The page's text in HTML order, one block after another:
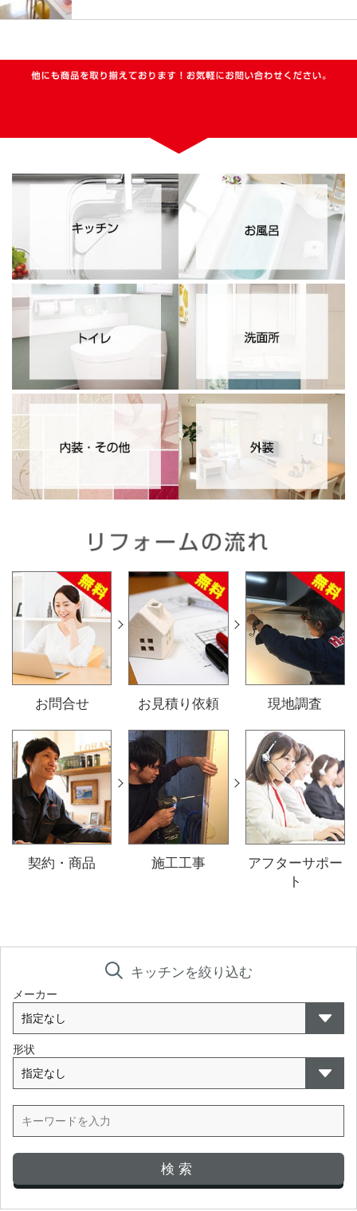
他にも商品を取り揃えております！お気軽にお問い合わせください。
リフォームの流れ
お問合せ お見積り依頼 現地調査
契約・商品 施工工事
アフターサポー
ト
キッチンを絞り込む
メーカー
形状